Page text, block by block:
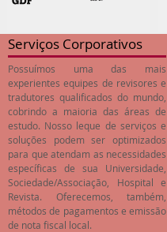
Serviços Corporativos
Possuímos uma das mais
experientes equipes de revisores e
tradutores qualificados do mundo,
cobrindo a maioria das áreas de
estudo. Nosso leque de serviços e
soluções podem ser optimizados
para que atendam as necessidades
específicas de sua Universidade,
Sociedade/Associação, Hospital e
Revista. Oferecemos, também,
métodos de pagamentos e emissão
de nota fiscal local.